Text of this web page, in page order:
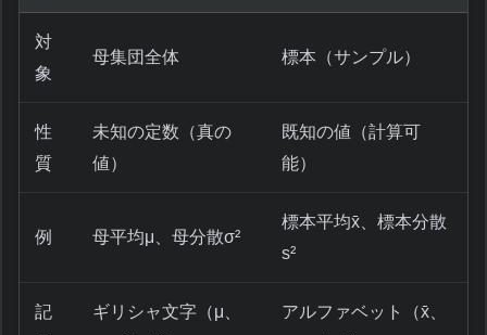
対
象
母集団全体 標本（サンプル）
性
質
未知の定数（真の
値）
既知の値（計算可
能）
例 母平均μ、母分散σ²
標本平均x̄、標本分散
s²
記
ギリシャ文字（μ、
アルファベット（x̄、